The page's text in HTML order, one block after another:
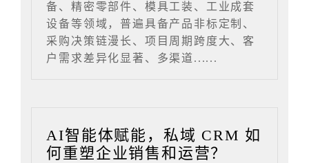
备、精密零部件、模具工装、工业成套
设备等领域，普遍具备产品非标定制、
采购决策链漫长、项目周期跨度大、客
户需求差异化显著、多渠道......
AI智能体赋能，私域 CRM 如
何重塑企业销售和运营？